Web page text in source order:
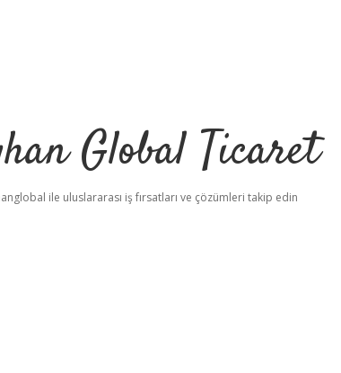
Global Ticaret
ile uluslararası iş fırsatları ve çözümleri takip edin